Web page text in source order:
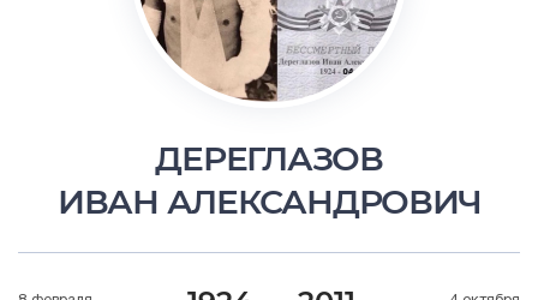
ДЕРЕГЛАЗОВ
ИВАН АЛЕКСАНДРОВИЧ